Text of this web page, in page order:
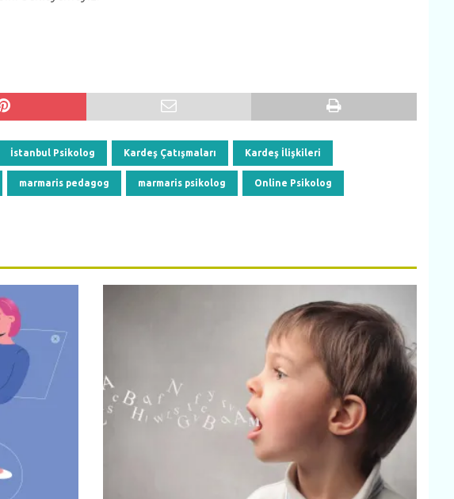
İstanbul Psikolog Kardeş Çatışmaları Kardeş İlişkileri
marmaris pedagog marmaris psikolog Online Psikolog